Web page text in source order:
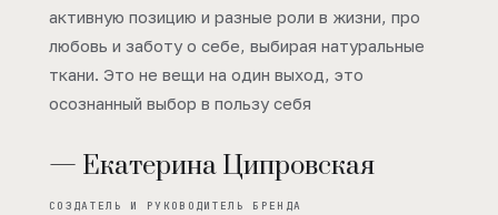
активную позицию и разные роли в жизни, про
любовь и заботу о себе, выбирая натуральные
ткани. Это не вещи на один выход, это
осознанный выбор в пользу себя
— Екатерина Ципровская
СОЗДАТЕЛЬ И РУКОВОДИТЕЛЬ БРЕНДА